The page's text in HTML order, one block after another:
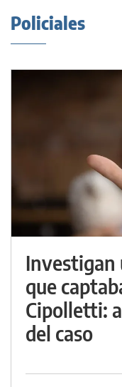
Policiales
Investigan
que
Cipolletti:
del caso